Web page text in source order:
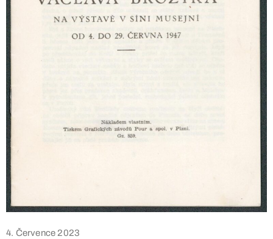
4. Července 2023